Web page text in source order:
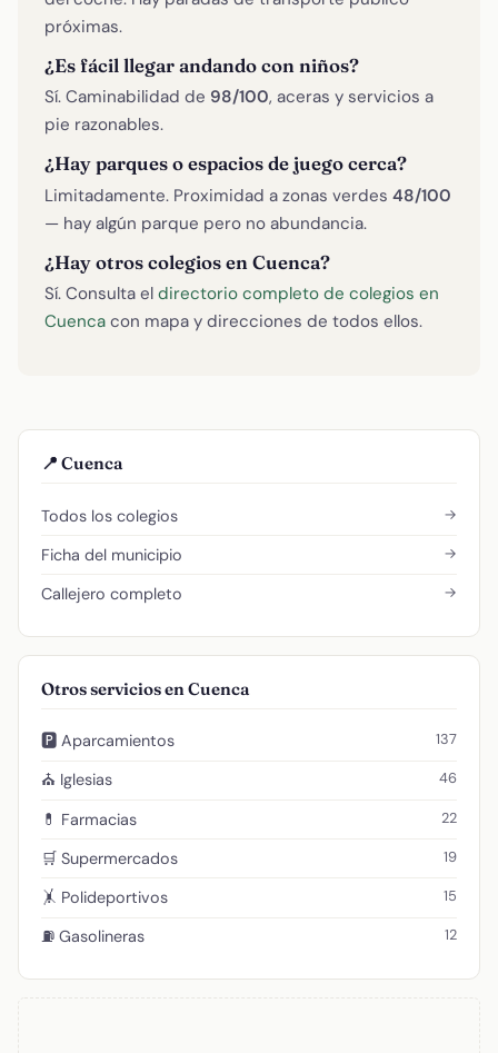
próximas.
¿Es fácil llegar andando con niños?
Sí. Caminabilidad de 98/100, aceras y servicios a
pie razonables.
¿Hay parques o espacios de juego cerca?
Limitadamente. Proximidad a zonas verdes 48/100
— hay algún parque pero no abundancia.
¿Hay otros colegios en Cuenca?
Sí. Consulta el directorio completo de colegios en
Cuenca con mapa y direcciones de todos ellos.
📍 Cuenca
Todos los colegios →
Ficha del municipio →
Callejero completo →
Otros servicios en Cuenca
🅿️ Aparcamientos 137
⛪ Iglesias 46
💊 Farmacias 22
🛒 Supermercados 19
🤸 Polideportivos 15
⛽ Gasolineras 12